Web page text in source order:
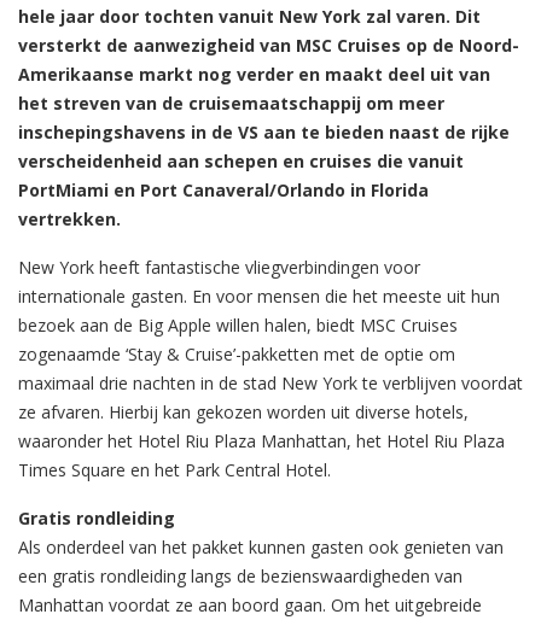
hele jaar door tochten vanuit New York zal varen. Dit
versterkt de aanwezigheid van MSC Cruises op de Noord-
Amerikaanse markt nog verder en maakt deel uit van
het streven van de cruisemaatschappij om meer
inschepingshavens in de VS aan te bieden naast de rijke
verscheidenheid aan schepen en cruises die vanuit
PortMiami en Port Canaveral/Orlando in Florida
vertrekken.
New York heeft fantastische vliegverbindingen voor
internationale gasten. En voor mensen die het meeste uit hun
bezoek aan de Big Apple willen halen, biedt MSC Cruises
zogenaamde ‘Stay & Cruise’-pakketten met de optie om
maximaal drie nachten in de stad New York te verblijven voordat
ze afvaren. Hierbij kan gekozen worden uit diverse hotels,
waaronder het Hotel Riu Plaza Manhattan, het Hotel Riu Plaza
Times Square en het Park Central Hotel.
Gratis rondleiding
Als onderdeel van het pakket kunnen gasten ook genieten van
een gratis rondleiding langs de bezienswaardigheden van
Manhattan voordat ze aan boord gaan. Om het uitgebreide